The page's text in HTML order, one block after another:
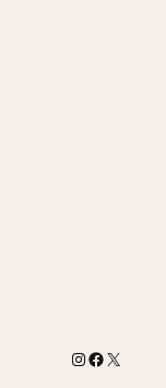
Instagram
Facebook
X